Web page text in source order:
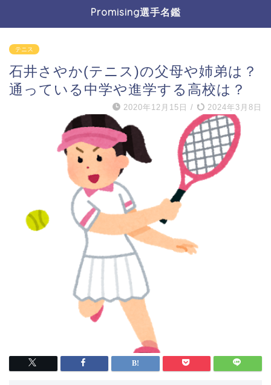
Promising選手名鑑
テニス
石井さやか(テニス)の父母や姉弟は？
通っている中学や進学する高校は？
2020年12月15日 / 2024年3月8日